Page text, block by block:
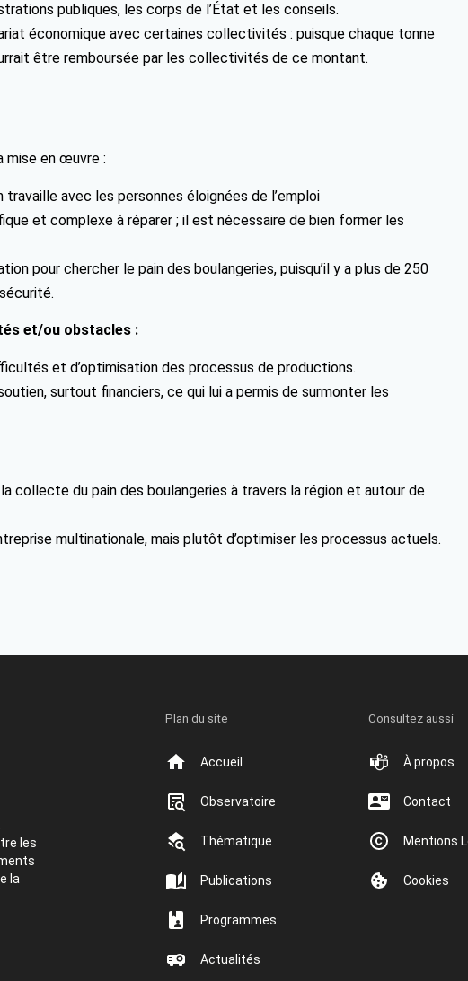
publiques, les corps de l’État et les conseils.
économique avec certaines collectivités : puisque chaque tonne
être remboursée par les collectivités de ce montant.
mise en œuvre :
avec les personnes éloignées de l’emploi
et complexe à réparer ; il est nécessaire de bien former les
pour chercher le pain des boulangeries, puisqu’il y a plus de 250
et/ou obstacles :
et d’optimisation des processus de productions.
surtout financiers, ce qui lui a permis de surmonter les
collecte du pain des boulangeries à travers la région et autour de
multinationale, mais plutôt d’optimiser les processus actuels.
les
la
Plan du site
Accueil
Observatoire
Thématique
Publications
Programmes
Actualités
Consultez aussi
À propos
Contact
Mentions
Cookies